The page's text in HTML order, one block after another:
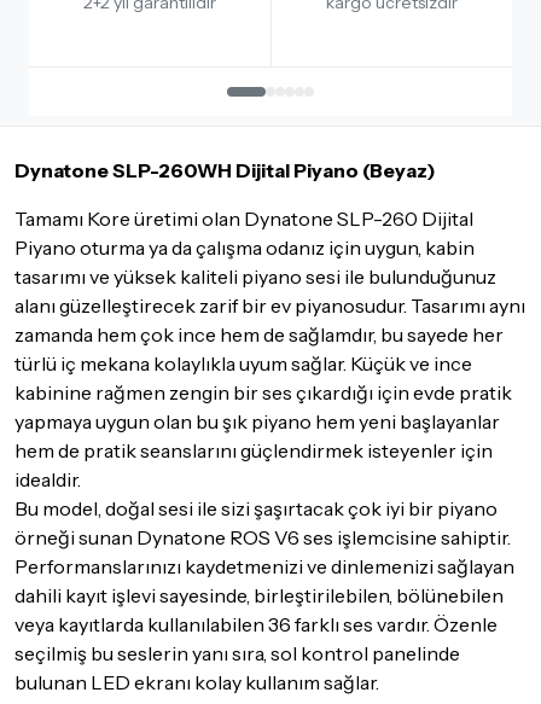
olması, ambalajının korunmuş, aksesuar ve tüm ürün içeriğinin
eksiksiz olması gerekmektedir. Satın almış olduğunuz ürünü
göndermeden önce mutlakaDestekekibimiz ile iletişime
geçerek bilgi veriniz.
İade ve değişim koşulları, ürün kategorilerine göre farklılık
gösterebilir. Lütfen satın almadan önce ilgili ürünün
iade/değişim şartlarını kontrol ettiğinizden emin olun.
Detaylar içintıklayınız
Dynatone SLP-260WH Dijital Piyano (Beyaz)
Tamamı Kore üretimi olan Dynatone SLP-260 Dijital
Piyano oturma ya da çalışma odanız için uygun, kabin
tasarımı ve yüksek kaliteli piyano sesi ile bulunduğunuz
alanı güzelleştirecek zarif bir ev piyanosudur. Tasarımı aynı
zamanda hem çok ince hem de sağlamdır, bu sayede her
türlü iç mekana kolaylıkla uyum sağlar. Küçük ve ince
kabinine rağmen zengin bir ses çıkardığı için evde pratik
yapmaya uygun olan bu şık piyano hem yeni başlayanlar
hem de pratik seanslarını güçlendirmek isteyenler için
idealdir.
Bu model, doğal sesi ile sizi şaşırtacak çok iyi bir piyano
örneği sunan Dynatone ROS V6 ses işlemcisine sahiptir.
Performanslarınızı kaydetmenizi ve dinlemenizi sağlayan
dahili kayıt işlevi sayesinde, birleştirilebilen, bölünebilen
veya kayıtlarda kullanılabilen 36 farklı ses vardır. Özenle
seçilmiş bu seslerin yanı sıra, sol kontrol panelinde
bulunan LED ekranı kolay kullanım sağlar.